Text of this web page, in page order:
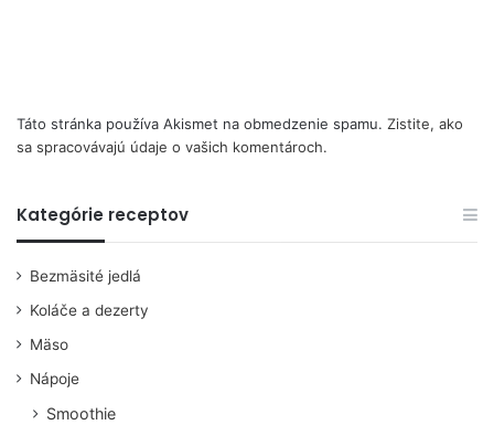
Táto stránka používa Akismet na obmedzenie spamu. Zistite, ako
sa spracovávajú údaje o vašich komentároch.
Kategórie receptov
Bezmäsité jedlá
Koláče a dezerty
Mäso
Nápoje
Smoothie